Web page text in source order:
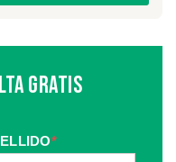
Gratis
*